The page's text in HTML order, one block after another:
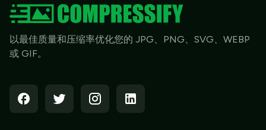
以最佳质量和压缩率优化您的 JPG、PNG、SVG、WEBP
或 GIF。